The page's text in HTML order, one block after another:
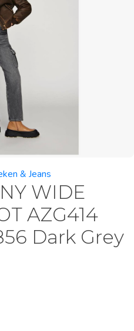
& Jeans
WIDE
AZG414
Dark Grey